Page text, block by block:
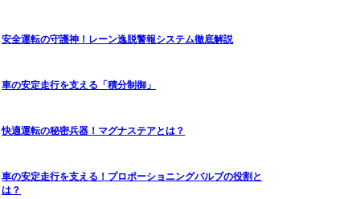
安全運転の守護神！レーン逸脱警報システム徹底解説
車の安定走行を支える「積分制御」
快適運転の秘密兵器！マグナステアとは？
車の安定走行を支える！プロポーショニングバルブの役割と
は？